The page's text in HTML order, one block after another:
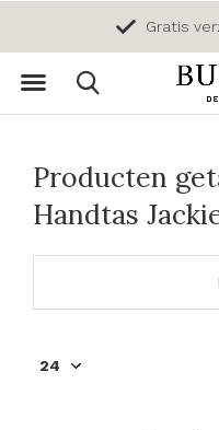
Gratis
Producten
Handtas